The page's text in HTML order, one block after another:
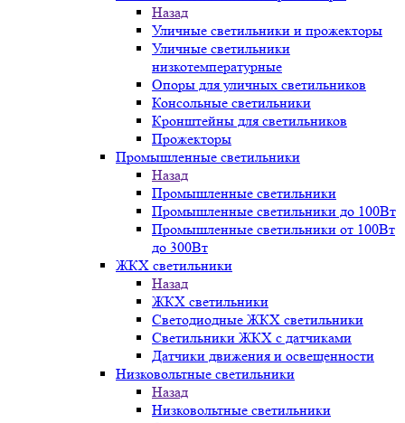
Назад
Уличные светильники и прожекторы
Уличные светильники
низкотемпературные
Опоры для уличных светильников
Консольные светильники
Кронштейны для светильников
Прожекторы
Промышленные светильники
Назад
Промышленные светильники
Промышленные светильники до 100Вт
Промышленные светильники от 100Вт
до 300Вт
ЖКХ светильники
Назад
ЖКХ светильники
Светодиодные ЖКХ светильники
Светильники ЖКХ с датчиками
Датчики движения и освещенности
Низковольтные светильники
Назад
Низковольтные светильники